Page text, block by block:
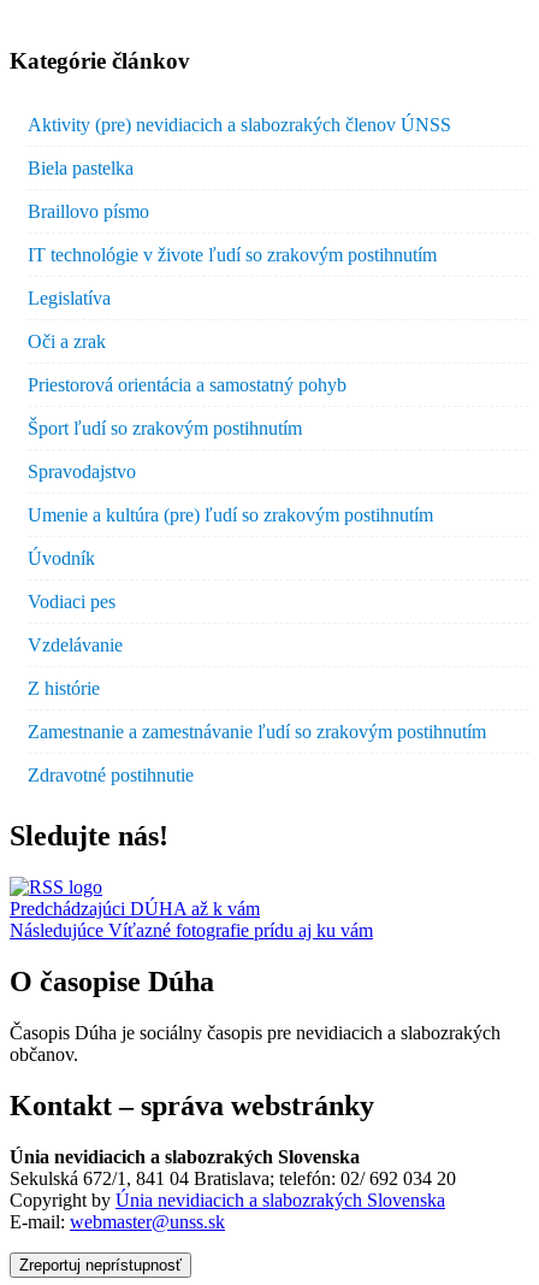
Kategórie článkov
Aktivity (pre) nevidiacich a slabozrakých členov ÚNSS
Biela pastelka
Braillovo písmo
IT technológie v živote ľudí so zrakovým postihnutím
Legislatíva
Oči a zrak
Priestorová orientácia a samostatný pohyb
Šport ľudí so zrakovým postihnutím
Spravodajstvo
Umenie a kultúra (pre) ľudí so zrakovým postihnutím
Úvodník
Vodiaci pes
Vzdelávanie
Z histórie
Zamestnanie a zamestnávanie ľudí so zrakovým postihnutím
Zdravotné postihnutie
Sledujte nás!
Navigácia
v
článku
Predchádzajúci DÚHA až k vám
Následujúce Víťazné fotografie prídu aj ku vám
O časopise Dúha
Časopis Dúha je sociálny časopis pre nevidiacich a slabozrakých
občanov.
Kontakt – správa webstránky
Únia nevidiacich a slabozrakých Slovenska
Sekulská 672/1, 841 04 Bratislava; telefón: 02/ 692 034 20
Copyright by Únia nevidiacich a slabozrakých Slovenska
E-mail: webmaster@unss.sk
Zreportuj neprístupnosť